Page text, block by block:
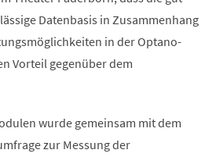
Datenbasis in Zusammenhang
in der Optano-
Vorteil gegenüber dem
wurde gemeinsam mit dem
zur Messung der